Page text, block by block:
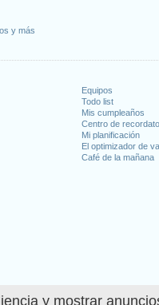
y mostrar
y más
Equipos
Todo list
Mis cumpleaños
Centro de
Mi planificación
El optimizador de
Café de la mañana